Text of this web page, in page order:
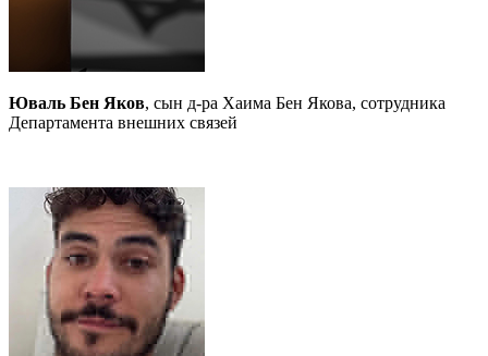
Юваль Бен Яков, сын д-ра Хаима Бен Якова, сотрудника
Департамента внешних связей